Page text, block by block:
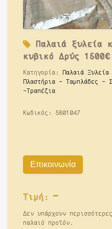
Παλαιά ξυλεία
κυβικό Δρύς
Κατηγορία: Παλαιά
Πλαστήρια - Ταμπλάδες -
-Τραπέζια
Κωδικός: 5801047
Επικοινωνία
Τιμή: -
Δεν υπάρχουν
παλαιό προϊόν.